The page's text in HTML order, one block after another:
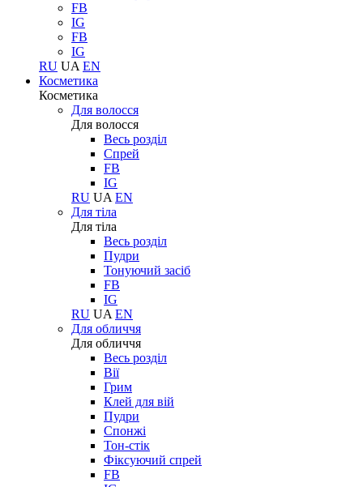
FB
IG
FB
IG
RU UA EN
Косметика
Косметика
Для волосся
Для волосся
Весь розділ
Спрей
FB
IG
RU UA EN
Для тіла
Для тіла
Весь розділ
Пудри
Тонуючий засіб
FB
IG
RU UA EN
Для обличчя
Для обличчя
Весь розділ
Вії
Грим
Клей для вій
Пудри
Спонжі
Тон-стік
Фіксуючий спрей
FB